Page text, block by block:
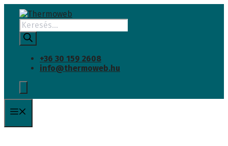
Kilépés
tartalomba
Products
search
+36 30 159 2608
info@thermoweb.hu
INGYENES SZÁLLÍTÁS